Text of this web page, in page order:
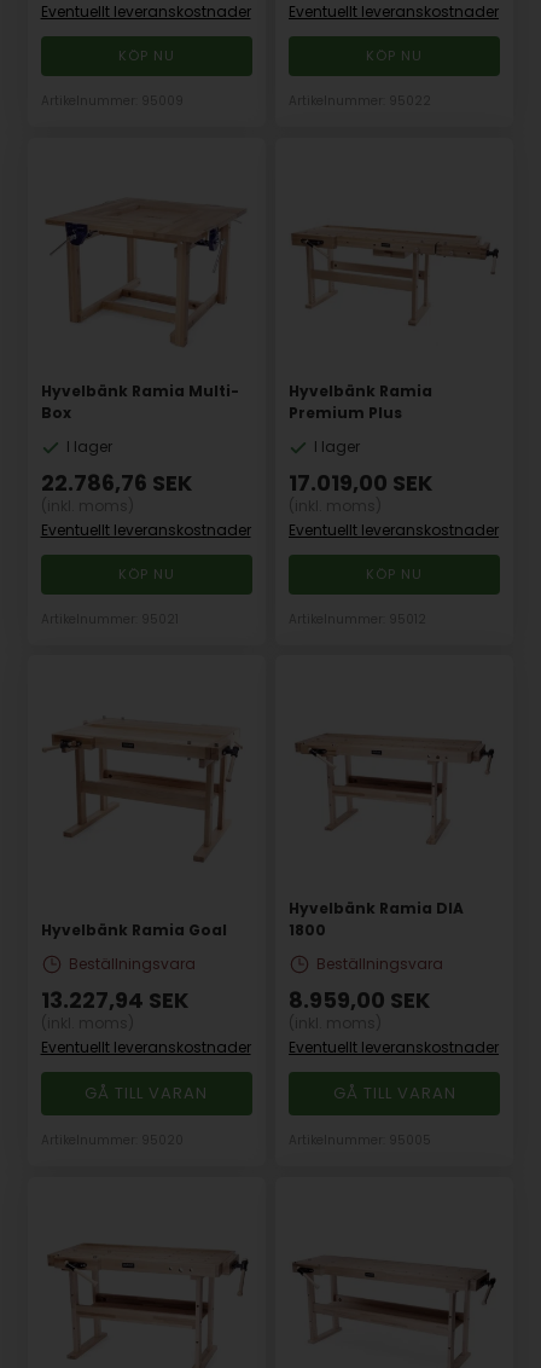
Eventuellt leveranskostnader
Eventuellt leveranskostnader
Hyvelbänk Ramia Multi-
Box
I lager
22.786,76 SEK
Eventuellt leveranskostnader
Hyvelbänk Ramia
Premium Plus
I lager
17.019,00 SEK
Eventuellt leveranskostnader
Hyvelbänk Ramia Goal
Beställningsvara
13.227,94 SEK
Eventuellt leveranskostnader
GÅ TILL VARAN
Hyvelbänk Ramia DIA
1800
Beställningsvara
8.959,00 SEK
Eventuellt leveranskostnader
GÅ TILL VARAN